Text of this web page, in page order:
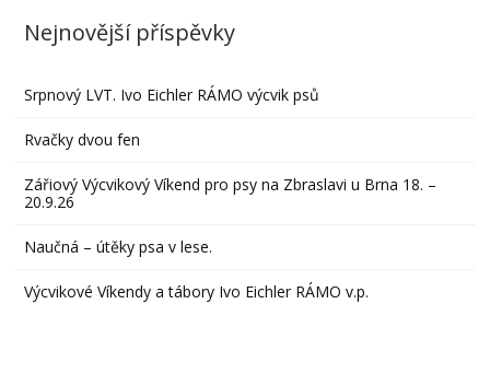
Nejnovější příspěvky
Srpnový LVT. Ivo Eichler RÁMO výcvik psů
Rvačky dvou fen
Zářiový Výcvikový Víkend pro psy na Zbraslavi u Brna 18. –
20.9.26
Naučná – útěky psa v lese.
Výcvikové Víkendy a tábory Ivo Eichler RÁMO v.p.